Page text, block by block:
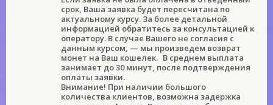
срок, Ваша заявка будет пересчитана по
актуальному курсу. За более детальной
информацией обратитесь за консультацией к
оператору. В случае Вашего не согласия с
данным курсом, — мы произведем возврат
монет на Ваш кошелек. В среднем выплата
занимает до 30 минут, после подтверждения
оплаты заявки.
Внимание! При наличии большого
количества клиентов, возможна задержка